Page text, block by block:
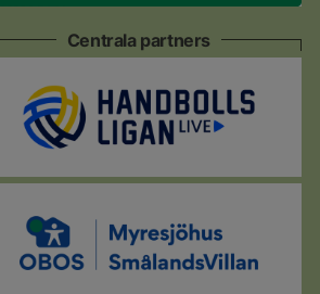
Centrala partners